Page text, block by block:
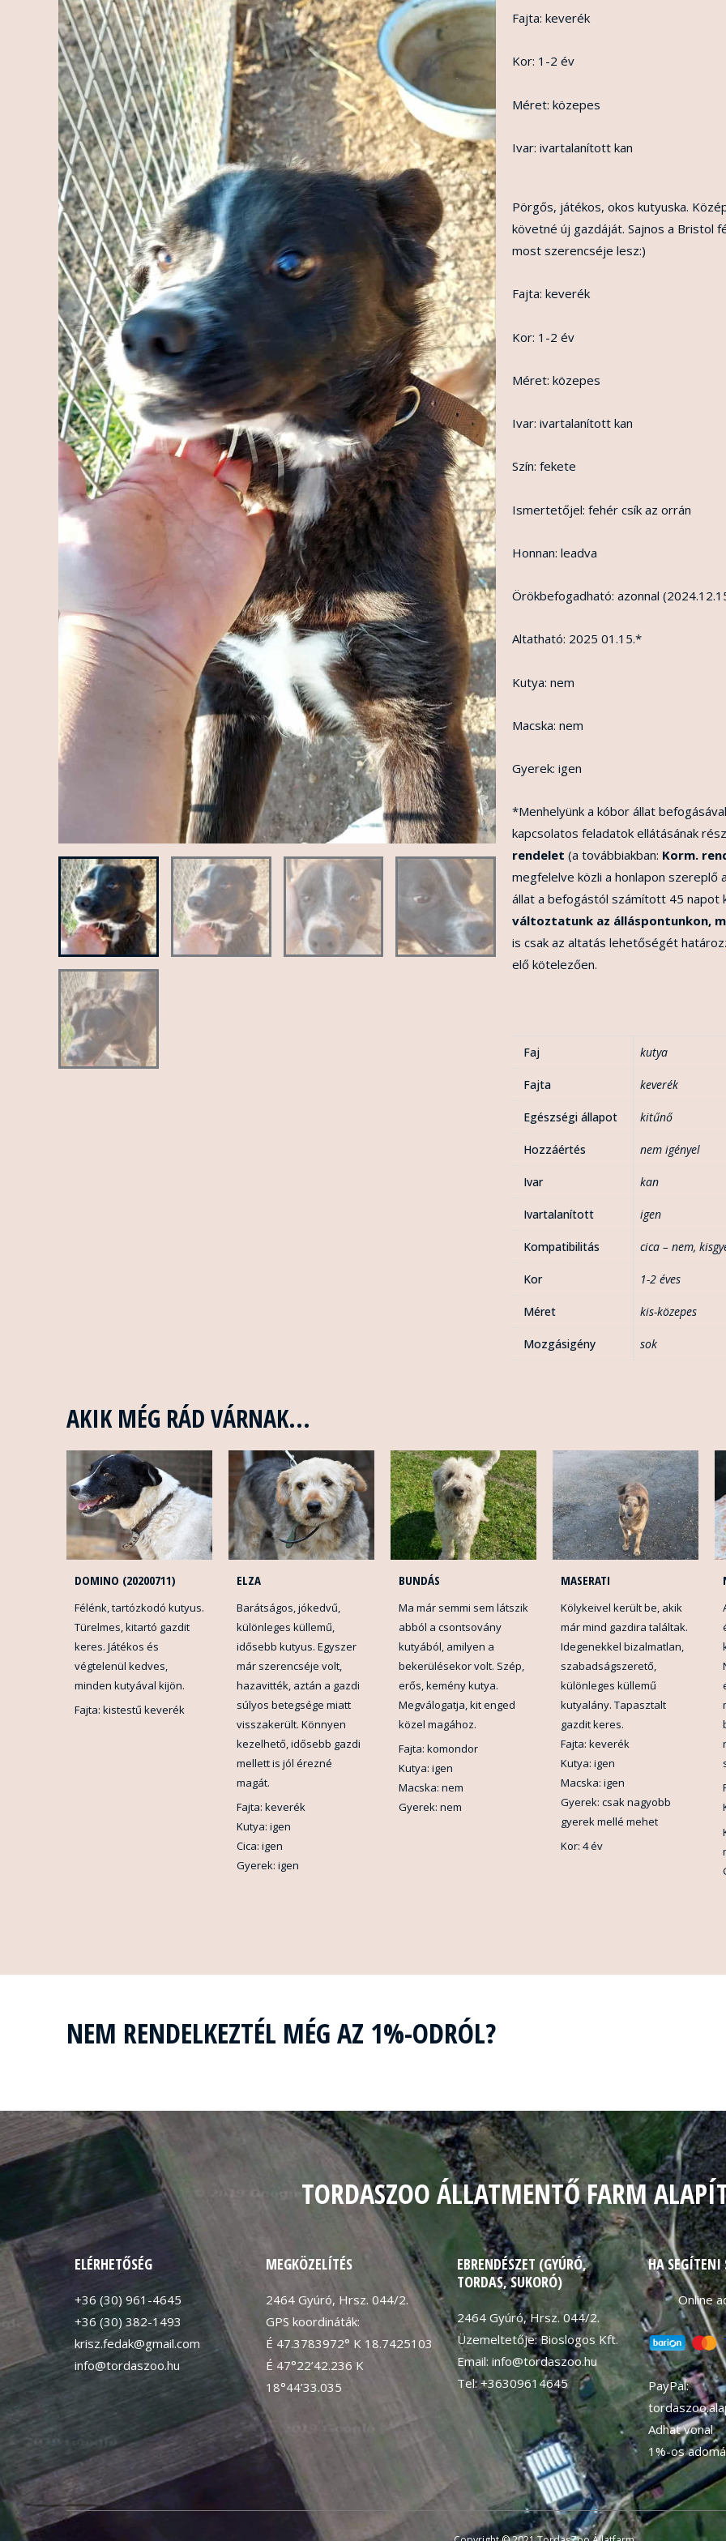
Fajta: keverék
Kor: 1-2 év
Méret: közepes
Ivar: ivartalanított kan
Pörgős, játékos, okos kutyuska.
követné új gazdáját. Sajnos a Bristol
most szerencséje lesz:)
Fajta: keverék
Kor: 1-2 év
Méret: közepes
Ivar: ivartalanított kan
Szín: fekete
Ismertetőjel: fehér csík az orrán
Honnan: leadva
Örökbefogadható: azonnal
Altatható: 2025 01.15.*
Kutya: nem
Macska: nem
Gyerek: igen
*Menhelyünk a kóbor állat
kapcsolatos feladatok ellátásának
rendelet (a továbbiakban: Korm.
megfelelve közli a honlapon
állat a befogástól számított 45
változtatunk az álláspontunkon,
is csak az altatás lehetőségét
elő kötelezően.
Faj kutya
Fajta keverék
Egészségi állapot kitűnő
Hozzáértés nem igényel
Ivar kan
Ivartalanított igen
Kompatibilitás cica – nem,
Kor 1-2 éves
Méret kis-közepes
Mozgásigény sok
AKIK MÉG RÁD VÁRNAK...
DOMINO (20200711)
Félénk, tartózkodó kutyus.
Türelmes, kitartó gazdit
keres. Játékos és
végtelenül kedves,
minden kutyával kijön.
Fajta: kistestű keverék
ELZA
Barátságos, jókedvű,
különleges küllemű,
idősebb kutyus. Egyszer
már szerencséje volt,
hazavitték, aztán a gazdi
súlyos betegsége miatt
visszakerült. Könnyen
kezelhető, idősebb gazdi
mellett is jól érezné
magát.
Fajta: keverék
Kutya: igen
Cica: igen
Gyerek: igen
BUNDÁS
Ma már semmi sem látszik
abból a csontsovány
kutyából, amilyen a
bekerülésekor volt. Szép,
erős, kemény kutya.
Megválogatja, kit enged
közel magához.
Fajta: komondor
Kutya: igen
Macska: nem
Gyerek: nem
MASERATI
Kölykeivel került be, akik
már mind gazdira találtak.
Idegenekkel bizalmatlan,
szabadságszerető,
különleges küllemű
kutyalány. Tapasztalt
gazdit keres.
Fajta: keverék
Kutya: igen
Macska: igen
Gyerek: csak nagyobb
gyerek mellé mehet
Kor: 4 év
NEM RENDELKEZTÉL MÉG AZ 1%-ODRÓL?
TORDASZOO ÁLLATMENTŐ FARM
ELÉRHETŐSÉG
+36 (30) 961-4645
+36 (30) 382-1493
krisz.fedak@gmail.com
info@tordaszoo.hu
MEGKÖZELÍTÉS
2464 Gyúró, Hrsz. 044/2.
GPS koordináták:
É 47.3783972° K 18.7425103
É 47°22’42.236 K
18°44’33.035
EBRENDÉSZET (GYÚRÓ,
TORDAS, SUKORÓ)
2464 Gyúró, Hrsz. 044/2.
Üzemeltetője: Bioslogos Kft.
Email: info@tordaszoo.hu
Tel: +36309614645
HA SEGÍTENI
Online
PayPal:
Adhat vonal
1%-os